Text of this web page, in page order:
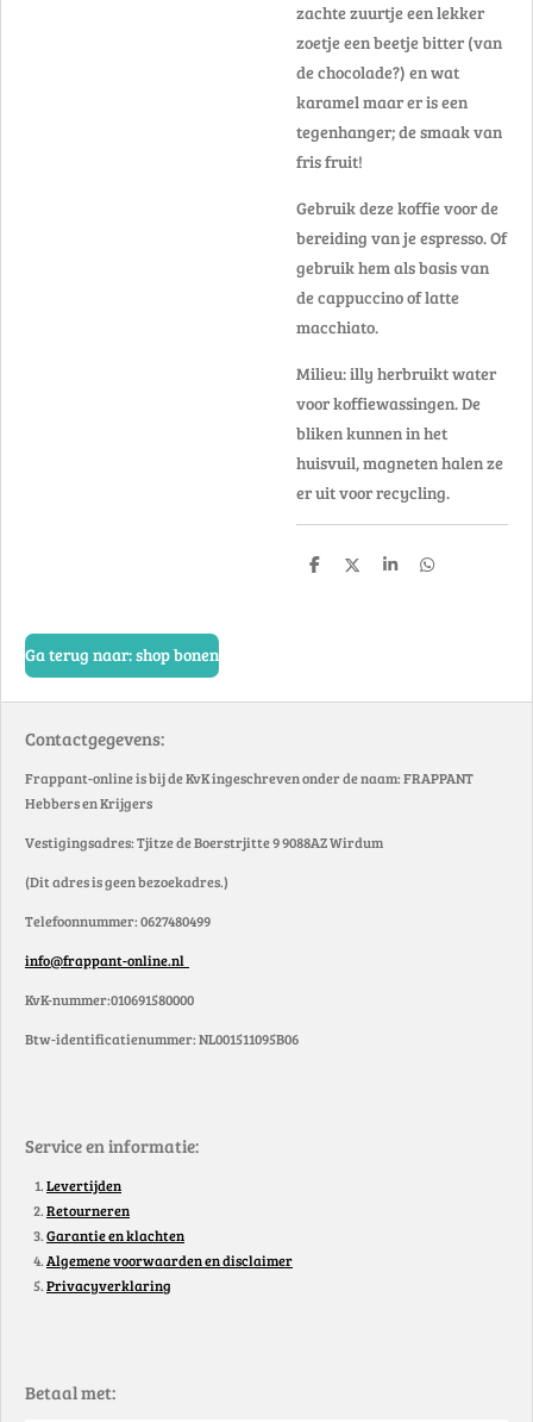
zachte zuurtje een lekker
zoetje een beetje bitter (van
de chocolade?) en wat
karamel maar er is een
tegenhanger; de smaak van
fris fruit!
Gebruik deze koffie voor de
bereiding van je espresso. Of
gebruik hem als basis van
de cappuccino of latte
macchiato.
Milieu: illy herbruikt water
voor koffiewassingen. De
bliken kunnen in het
huisvuil, magneten halen ze
er uit voor recycling.
D
D
S
D
Ga terug naar: shop bonen
Contactgegevens:
Frappant-online is bij de KvK ingeschreven onder de naam: FRAPPANT
Hebbers en Krijgers
Vestigingsadres: Tjitze de Boerstrjitte 9 9088AZ Wirdum
(Dit adres is geen bezoekadres.)
Telefoonnummer: 0627480499
info@frappant-online.nl
KvK-nummer:010691580000
Btw-identificatienummer: NL001511095B06
Service en informatie:
Levertijden
Retourneren
Garantie en klachten
Algemene voorwaarden en disclaimer
Privacyverklaring
Betaal met: